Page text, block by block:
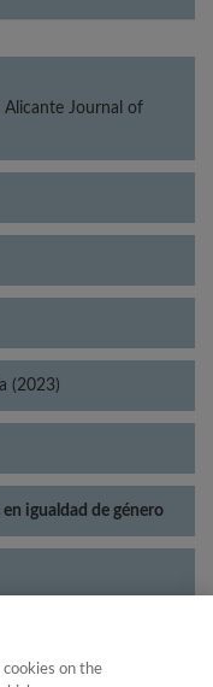
Alicante Journal of
(2023)
igualdad de género
on the